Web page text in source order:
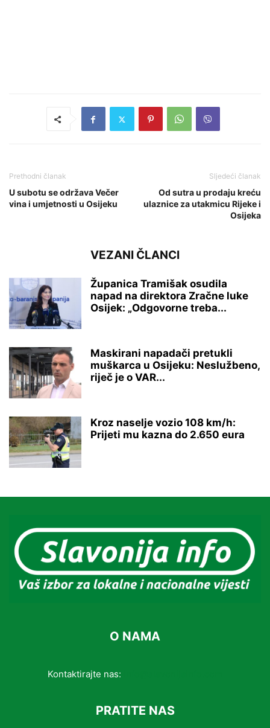
Prethodni članak
U subotu se održava Večer
vina i umjetnosti u Osijeku
Sljedeći članak
Od sutra u prodaju kreću
ulaznice za utakmicu Rijeke i
Osijeka
VEZANI ČLANCI
Županica Tramišak osudila
napad na direktora Zračne luke
Osijek: „Odgovorne treba...
Maskirani napadači pretukli
muškarca u Osijeku: Neslužbeno,
riječ je o VAR...
Kroz naselje vozio 108 km/h:
Prijeti mu kazna do 2.650 eura
O NAMA
Kontaktirajte nas:
PRATITE NAS